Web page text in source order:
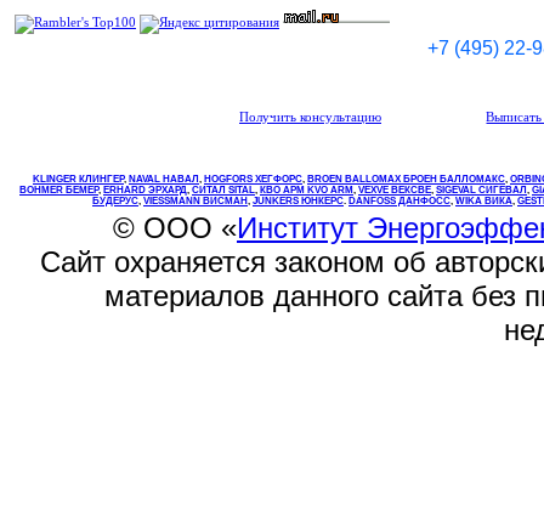
+7 (495) 22-
Получить консультацию
KLINGER КЛИНГЕР, NAVAL НАВАЛ , НOGFORS ХЕГФОРС, BROEN BALLOMAX БРОЕН БАЛЛОМАКС,
BOHMER БЕМЕР, ERHARD ЭРХАРД, СИТАЛ SITAL, КВО АРМ KVO ARM, VEXVE ВЕКСВЕ, SIGEVAL СИГЕВАЛ ,
БУДЕРУС, VIESSMANN ВИСМАН , JUNKERS ЮНКЕРС. DANFOSS ДАНФОСС, WIKA ВИКА,
© ООО «Институт
Сайт охраняется законом об
материалов данного сайта без